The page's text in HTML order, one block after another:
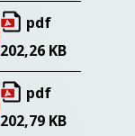
pdf
202,26 KB
pdf
202,79 KB